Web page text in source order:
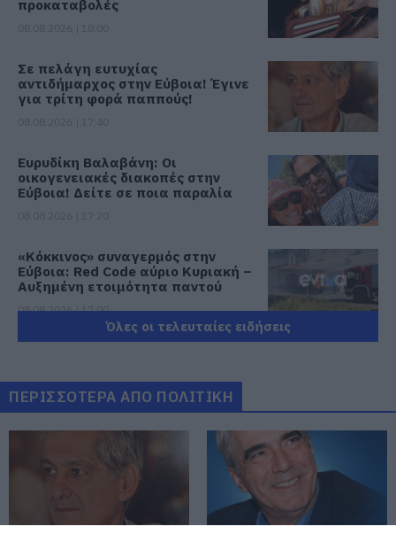
προκαταβολές
Σε πελάγη ευτυχίας
αντιδήμαρχος στην Εύβοια! Έγινε
για τρίτη φορά παππούς!
Ευρυδίκη Βαλαβάνη: Οι
οικογενειακές διακοπές στην
Εύβοια! Δείτε σε ποια παραλία
«Κόκκινος» συναγερμός στην
Εύβοια: Red Code αύριο Κυριακή –
Αυξημένη ετοιμότητα παντού
08.08.2026 | 17:00
Θρήνος σε όλη την Εύβοια για τον
επιχειρηματία που έφυγε απο
την ζωή
Όλες οι τελευταίες ειδήσεις
ΠΕΡΙΣΣΟΤΕΡΑ ΑΠΟ ΠΟΛΙΤΙΚΗ